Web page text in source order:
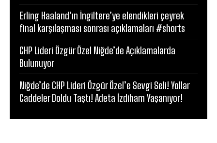
Erling Haaland’ın İngiltere’ye elendikleri çeyrek
final karşılaşması sonrası açıklamaları #shorts
CHP Lideri Özgür Özel Niğde’de Açıklamalarda
Bulunuyor
Niğde’de CHP Lideri Özgür Özel’e Sevgi Seli! Yollar
Caddeler Doldu Taştı! Adeta İzdiham Yaşanıyor!